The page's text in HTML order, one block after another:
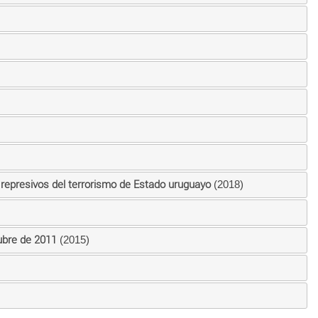
del terrorismo de Estado uruguayo(2018)
de 2011 (2015)